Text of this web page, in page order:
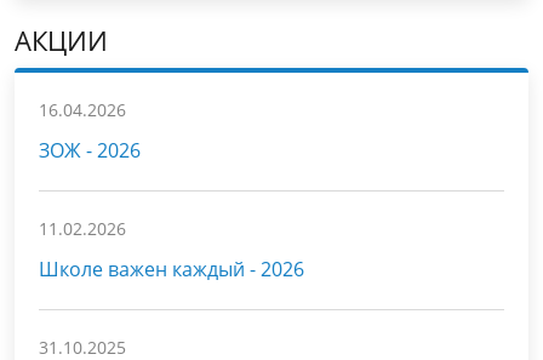
АКЦИИ
16.04.2026
ЗОЖ - 2026
11.02.2026
Школе важен каждый - 2026
31.10.2025